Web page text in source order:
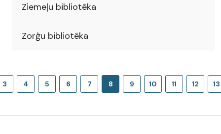
Ziemeļu bibliotēka
Zorģu bibliotēka
3 4 5 6 7 8 9 10 11 12 13